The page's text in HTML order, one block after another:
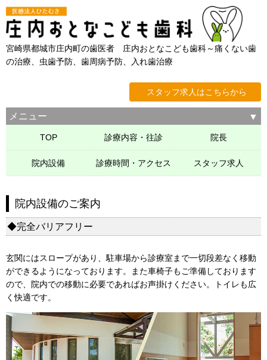
宮崎県都城市庄内町の歯医者 庄内おとなこども歯科～痛くない歯
の治療、虫歯予防、歯周病予防、入れ歯治療
スタッフ求人はこちらから
メニュー
TOP 診療内容・往診 院長
院内設備 診療時間・アクセス スタッフ求人
院内設備のご案内
◆完全バリアフリー
玄関にはスロープがあり、駐車場から診療室まで一切段差なく移動
ができるようになっております。また車椅子もご準備しております
ので、院内での移動に必要であればお声掛けください。トイレも広
く快適です。